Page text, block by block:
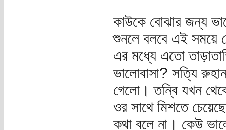
কাউকে বোঝার জন্য
শুনলে বলবে এই সময়ে
এর মধ্যে এতো
ভালোবাসা? সত্যি
গেলো। তন্বি যখন
ওর সাথে মিশতে
কথা বলে না। কেউ